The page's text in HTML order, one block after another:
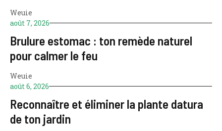
Weuie
août 7, 2026
Brulure estomac : ton remède naturel
pour calmer le feu
Weuie
août 6, 2026
Reconnaître et éliminer la plante datura
de ton jardin